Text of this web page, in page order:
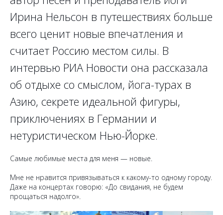
Ирина Нельсон в путешествиях больше
всего ценит новые впечатления и
считает Россию местом силы. В
интервью РИА Новости она рассказала
об отдыхе со смыслом, йога-турах в
Азию, секрете идеальной фигуры,
приключениях в Германии и
нетуристическом Нью-Йорке.
Самые любимые места для меня — новые.
Мне не нравится привязываться к какому-то одному городу.
Даже на концертах говорю: «До свидания, не будем
прощаться надолго».